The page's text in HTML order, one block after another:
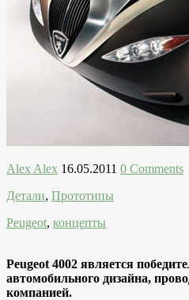
Alex Alex 16.05.2011 0 Comments
Детали, Прототипы
Peugeot, концепты
Peugeot 4002 является
автомобильного дизайна,
компанией.